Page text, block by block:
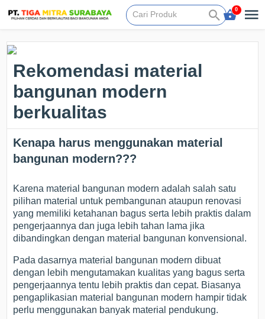
0
Rekomendasi material
bangunan modern
berkualitas
Kenapa harus menggunakan material
bangunan modern???
Karena material bangunan modern adalah salah satu
pilihan material untuk pembangunan ataupun renovasi
yang memiliki ketahanan bagus serta lebih praktis dalam
pengerjaannya dan juga lebih tahan lama jika
dibandingkan dengan material bangunan konvensional.
Pada dasarnya material bangunan modern dibuat
dengan lebih mengutamakan kualitas yang bagus serta
pengerjaannya tentu lebih praktis dan cepat. Biasanya
pengaplikasian material bangunan modern hampir tidak
perlu menggunakan banyak material pendukung.